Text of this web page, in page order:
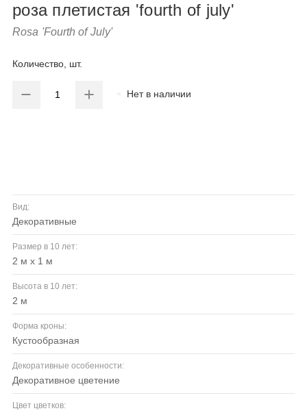
роза плетистая 'fourth of july'
Rosa 'Fourth of July'
Количество, шт.
Нет в наличии
Вид:
декоративные
Размер в 10 лет:
2 м х 1 м
Высота в 10 лет:
2 м
Форма кроны:
кустообразная
Декоративные особенности:
декоративное цветение
Цвет цветков: